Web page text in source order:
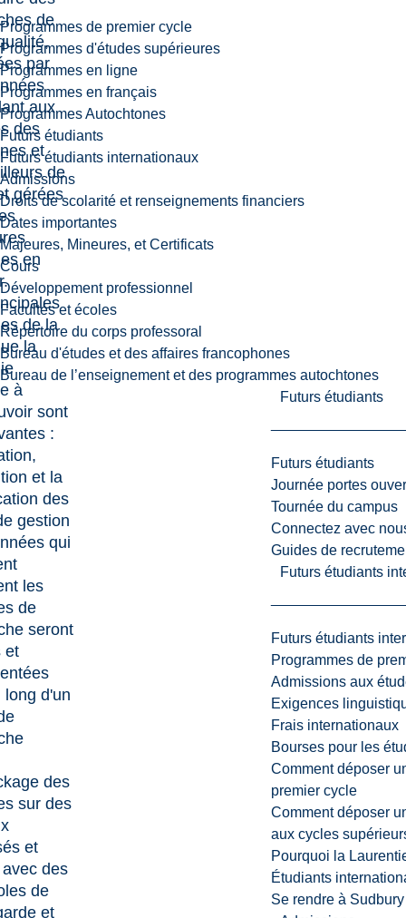
Programmes de premier cycle
Programmes d'études supérieures
Programmes en ligne
Programmes en français
Programmes Autochtones
Futurs étudiants
Futurs étudiants internationaux
Admissions
Droits de scolarité et renseignements financiers
Dates importantes
Majeures, Mineures, et Certificats
Cours
Développement professionnel
Facultés et écoles
Répertoire du corps professoral
Bureau d'études et des affaires francophones
Bureau de l’enseignement et des programmes autochtones
Futurs étudiants
Futurs étudiants
Journée portes
Tournée du campus
Connectez avec
Guides de
Futurs étudiants
Futurs étudiants
Programmes de
Admissions aux
Exigences
Frais internationaux
Bourses pour les
Comment déposer
premier cycle
Comment déposer
aux cycles
Pourquoi la
Étudiants
Se rendre à Sudbury
de
par
aux
des
et
de
gérées
en
de la
la
à
sont
:
et la
des
gestion
qui
les
de
seront
et
long d'un
des
sur des
et
des
de
et